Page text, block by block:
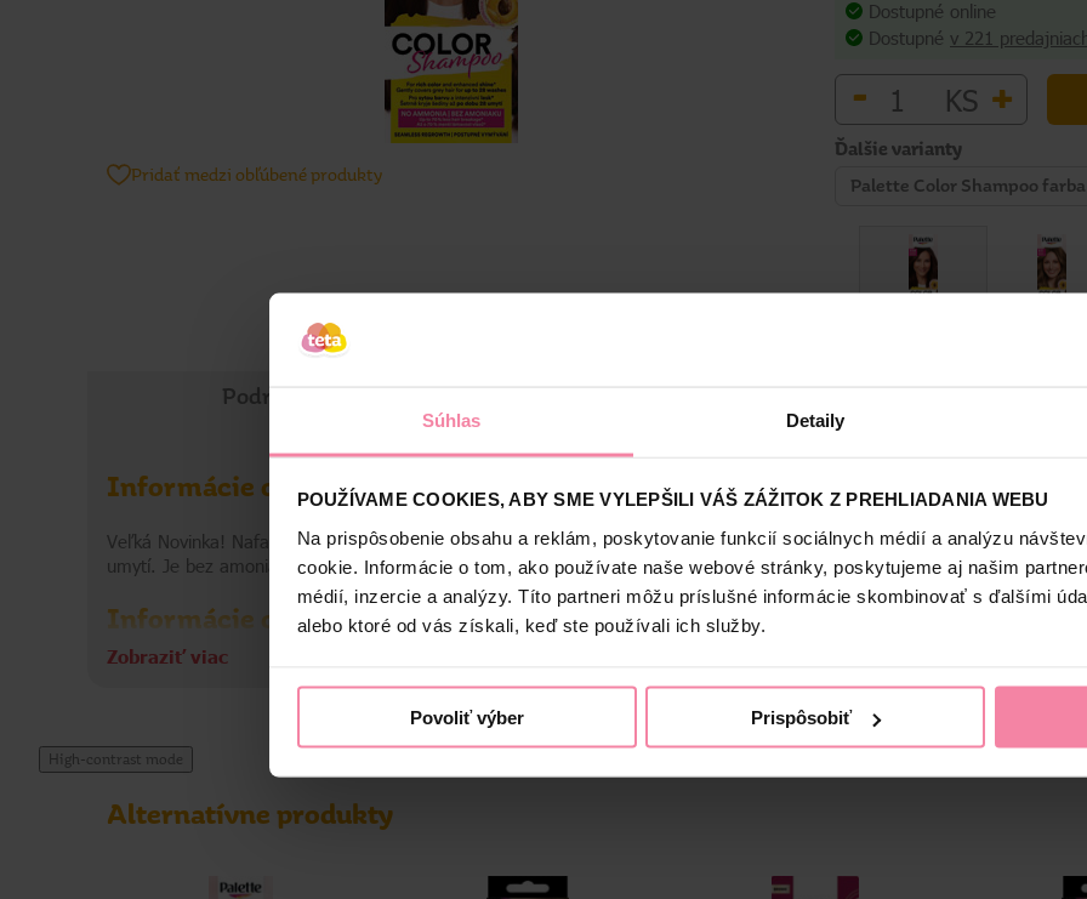
Súhlas Detaily
POUŽÍVAME COOKIES, ABY SME VYLEPŠILI VÁŠ ZÁŽITOK Z PREHLIADANIA WEBU
Na prispôsobenie obsahu a reklám, poskytovanie funkcií sociálnych médií a analýzu
cookie. Informácie o tom, ako používate naše webové stránky, poskytujeme aj našim
médií, inzercie a analýzy. Títo partneri môžu príslušné informácie skombinovať s ďalšími
alebo ktoré od vás získali, keď ste používali ich služby.
Povoliť výber Prispôsobiť
Pridať medzi obľúbené produkty
Dostupné online
Dostupné v 221
- KS +
Ďalšie varianty
Palette Color Shampoo
Podrobné informácie
Informácie o výrobku
Veľká Novinka! Nafarbila som si vlasy farbou Palette Color Shampoo! Moje vlasy vyzerajú prirodzene a sú plné
umytí. Je bez amoniaku, obsahuje arganový olej a prekrýva prvé šediny. Palette My Color.
Informácie o výrobcovi
Zobraziť viac
High-contrast mode
Alternatívne produkty